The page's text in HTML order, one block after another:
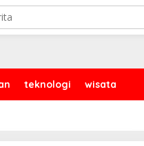
teknologi wisata